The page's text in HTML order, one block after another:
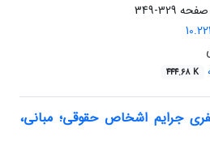
329-349
444.68 K
جرایم اشخاص حقوقی؛ مبانی،